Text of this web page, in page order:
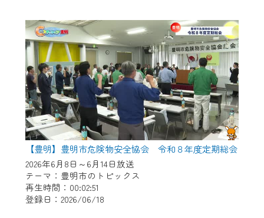
【豊明】豊明市危険物安全協会 令和８年度定期総会
2026年6月8日～6月14日放送
テーマ：豊明市のトピックス
再生時間：00:02:51
登録日：2026/06/18
作業の間は、CCNetWebTVの画面が「メン
テナンス中」になり、ご利用いただけませ
ん。
ご不便をおかけいたしますが、ご了承の程
よろしくお願いいたします。